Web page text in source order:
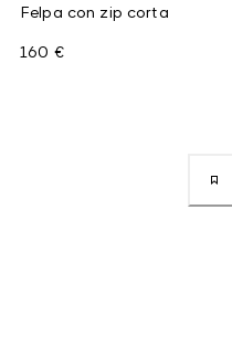
Felpa con zip corta
160 €